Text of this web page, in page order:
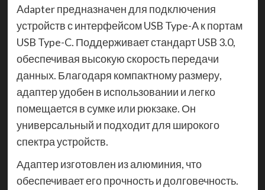
Adapter предназначен для подключения
устройств с интерфейсом USB Type-A к портам
USB Type-C. Поддерживает стандарт USB 3.0,
обеспечивая высокую скорость передачи
данных. Благодаря компактному размеру,
адаптер удобен в использовании и легко
помещается в сумке или рюкзаке. Он
универсальный и подходит для широкого
спектра устройств.
Адаптер изготовлен из алюминия, что
обеспечивает его прочность и долговечность.